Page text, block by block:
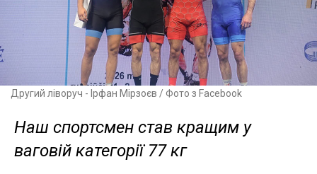
Другий ліворуч - Ірфан Мірзоєв / Фото з Facebook
Наш спортсмен став кращим у
ваговій категорії 77 кг